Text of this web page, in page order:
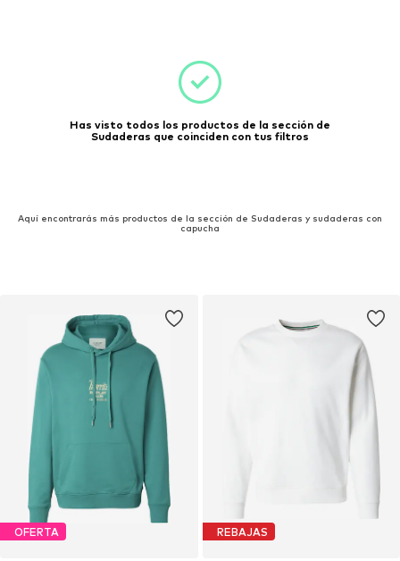
Has visto todos los productos de la sección de
Sudaderas que coinciden con tus filtros
Aquí encontrarás más productos de la sección de Sudaderas y sudaderas con
capucha
OFERTA REBAJAS